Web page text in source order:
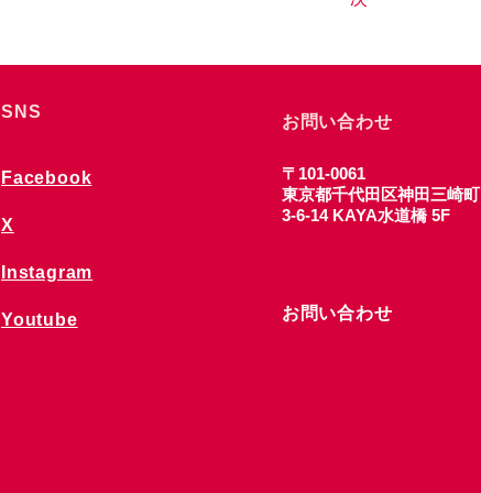
SNS
Facebook
X
Instagram
Youtube
お問い合わせ
〒101-0061
東京都千代田区神田三崎町
3-6-14 KAYA水道橋 5F
お問い合わせ